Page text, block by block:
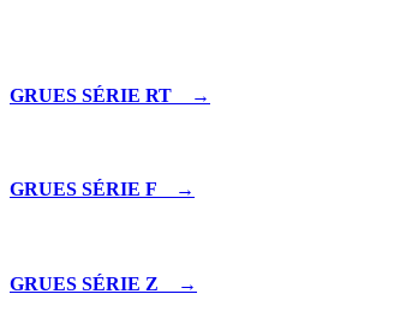
GRUES SÉRIE RT →
GRUES SÉRIE F →
GRUES SÉRIE Z →